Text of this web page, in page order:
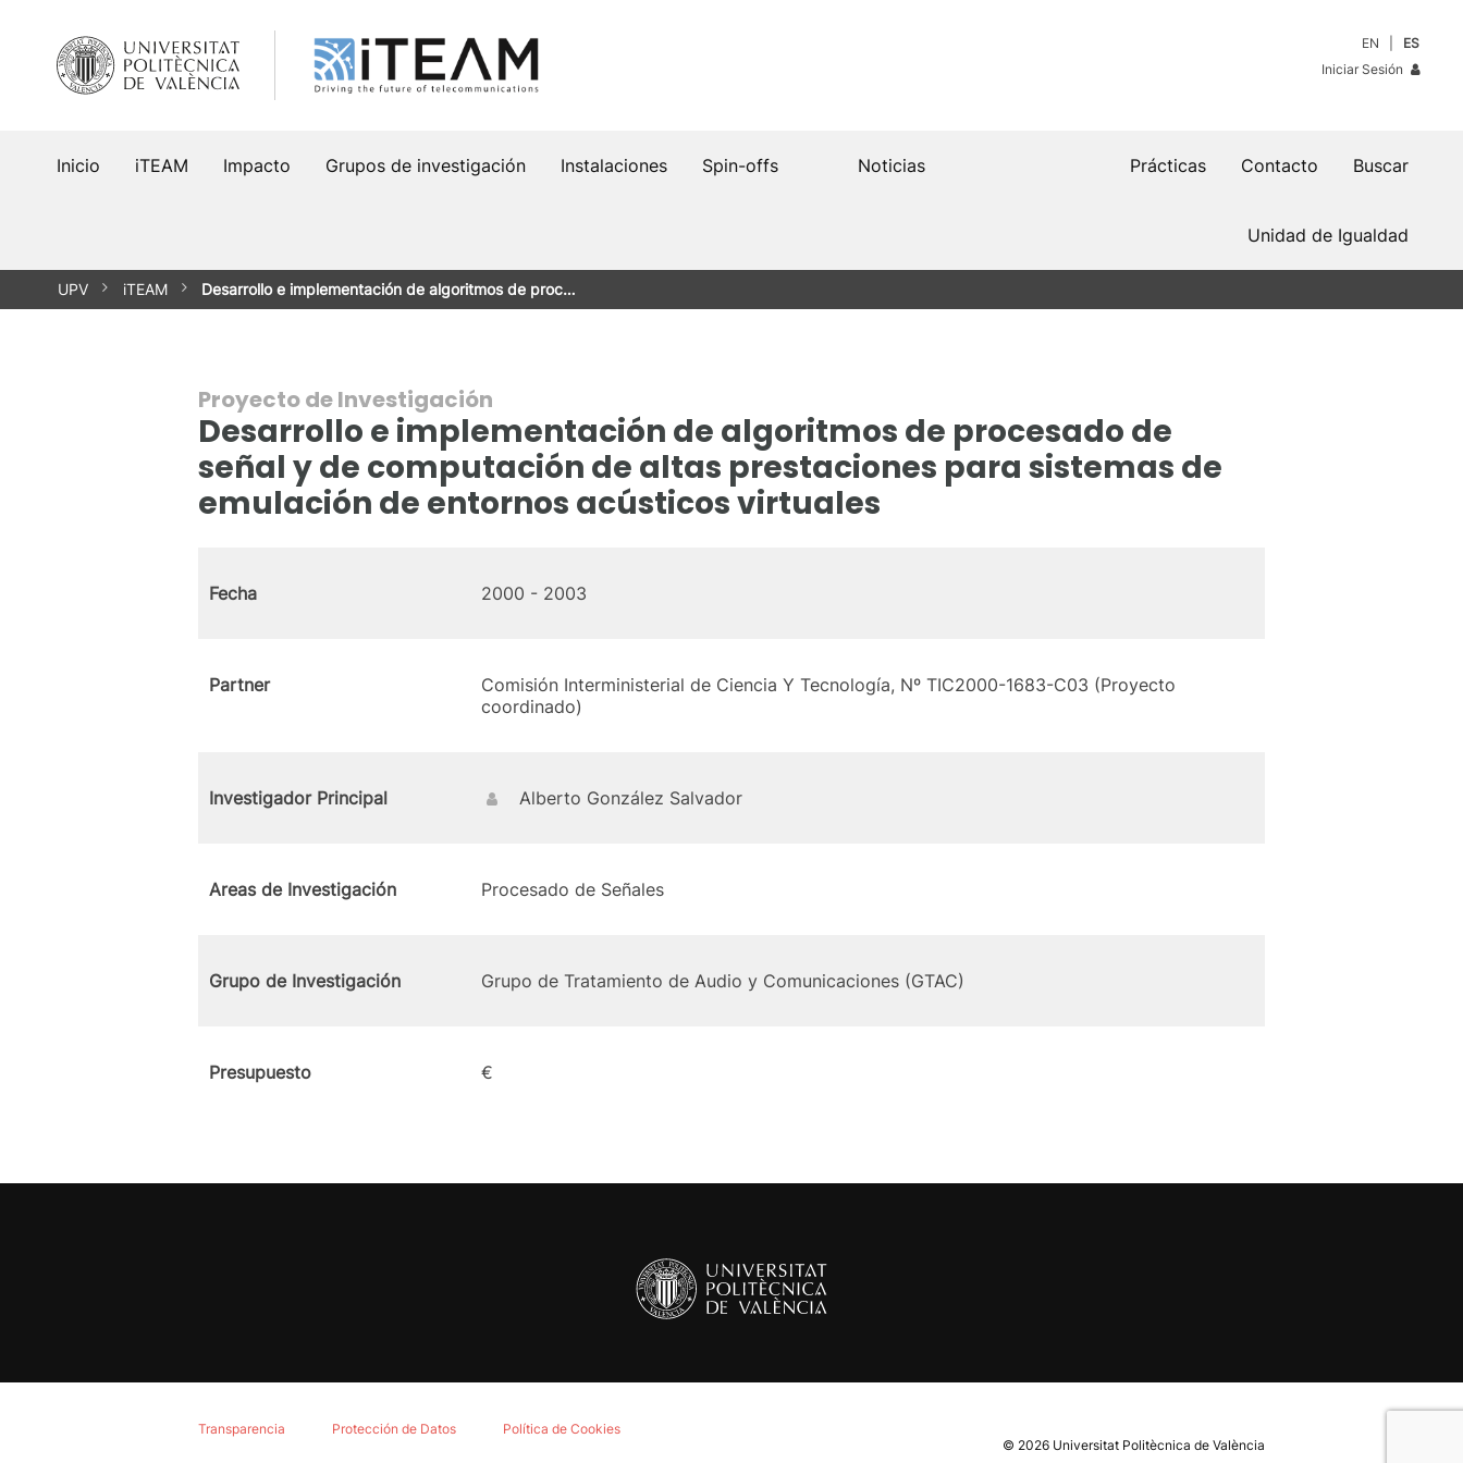
contenido
EN
ES
Iniciar Sesión
Inicio iTEAM Impacto Grupos de investigación Instalaciones Spin-offs Buscar
Contacto
Prácticas
Noticias
Unidad de Igualdad
UPV iTEAM Desarrollo e implementación de algoritmos de proc…
Proyecto de Investigación
Desarrollo e implementación de algoritmos de procesado de
señal y de computación de altas prestaciones para sistemas de
emulación de entornos acústicos virtuales
Fecha 2000 - 2003
Partner
Comisión Interministerial de Ciencia Y Tecnología, Nº TIC2000-1683-C03 (Proyecto
coordinado)
Investigador Principal Alberto González Salvador
Areas de Investigación Procesado de Señales
Grupo de Investigación Grupo de Tratamiento de Audio y Comunicaciones (GTAC)
Presupuesto €
Transparencia Protección de Datos
Política de Cookies
© 2026 Universitat Politècnica de València